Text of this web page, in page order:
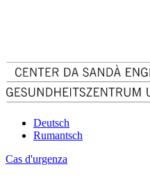
Deutsch
Rumantsch
Cas d'urgenza